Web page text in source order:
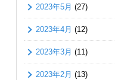
2023年5月 (27)
2023年4月 (12)
2023年3月 (11)
2023年2月 (13)